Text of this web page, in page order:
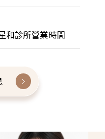
學產學共育模式 串
和診所營業時間